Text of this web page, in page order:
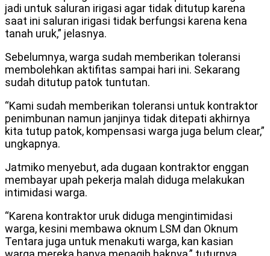
jadi untuk saluran irigasi agar tidak ditutup karena
saat ini saluran irigasi tidak berfungsi karena kena
tanah uruk,” jelasnya.
Sebelumnya, warga sudah memberikan toleransi
membolehkan aktifitas sampai hari ini. Sekarang
sudah ditutup patok tuntutan.
“Kami sudah memberikan toleransi untuk kontraktor
penimbunan namun janjinya tidak ditepati akhirnya
kita tutup patok, kompensasi warga juga belum clear,”
ungkapnya.
Jatmiko menyebut, ada dugaan kontraktor enggan
membayar upah pekerja malah diduga melakukan
intimidasi warga.
“Karena kontraktor uruk diduga mengintimidasi
warga, kesini membawa oknum LSM dan Oknum
Tentara juga untuk menakuti warga, kan kasian